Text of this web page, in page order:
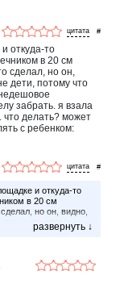
#
откуда-то
в 20 см
сделал, но он,
дети, потому что
забрать. я взала
что делать? может
с ребенком:
#
и откуда-то
в 20 см
но он, видно,
что стрела
удовольствие,
раз могут